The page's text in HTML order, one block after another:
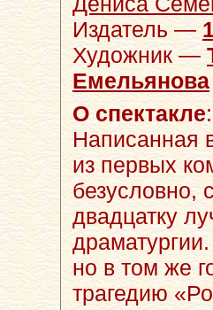
Издатель —
Художник —
Емельянова
О спектакле:
Написанная
из первых
безусловно,
двадцатку
но в том же
трагедию